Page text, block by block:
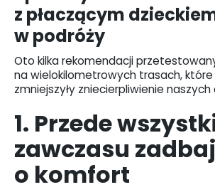
z płaczącym
w podróży
Oto kilka rekomendacji
na wielokilometrowych trasach,
zmniejszyły zniecierpliwienie naszych
1. Przede
zawczasu zadbaj
o komfort